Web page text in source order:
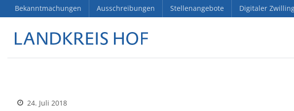
Bekanntmachungen Ausschreibungen Stellenangebote Digitaler
24. Juli 2018